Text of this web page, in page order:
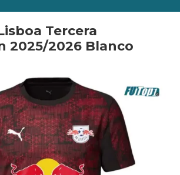
Tercera
2025/2026 Blanco